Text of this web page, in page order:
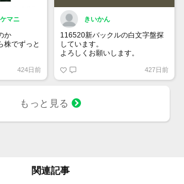
マニ
か
株でずっと
424日前
きいかん
116520新バックルの白文字盤探
しています。
よろしくお願いします。
427日前
もっと見る
関連記事